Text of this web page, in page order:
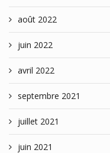
août 2022
juin 2022
avril 2022
septembre 2021
juillet 2021
juin 2021